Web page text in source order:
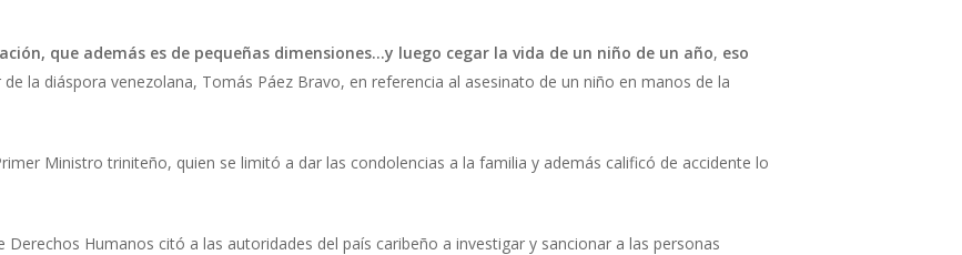
que además es de pequeñas dimensiones…y luego cegar la vida de un niño de un año, eso
la diáspora venezolana, Tomás Páez Bravo, en referencia al asesinato de un niño en manos de la
Ministro triniteño, quien se limitó a dar las condolencias a la familia y además calificó de accidente lo
Humanos citó a las autoridades del país caribeño a investigar y sancionar a las personas